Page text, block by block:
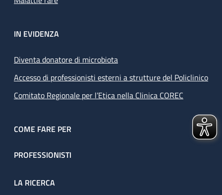
IN EVIDENZA
Diventa donatore di microbiota
Accesso di professionisti esterni a strutture del Policlinico
Comitato Regionale per l’Etica nella Clinica COREC
COME FARE PER
PROFESSIONISTI
LA RICERCA